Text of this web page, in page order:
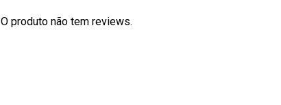
O produto não tem reviews.